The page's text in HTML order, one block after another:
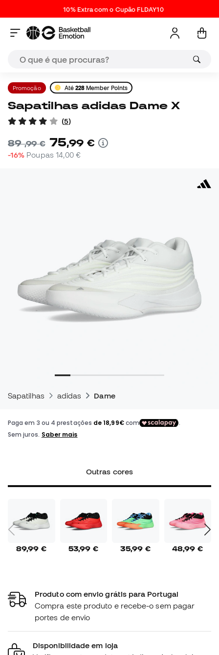
10% Extra com o Cupão FLDAY10
Promoção Até 228 Member Points
Sapatilhas adidas Dame X
(5)
89,99 € 75,99 €
-16% Poupas 14,00 €
Sapatilhas adidas Dame
Outras cores
89,99 € 53,99 € 35,99 € 48,99 €
Produto com envio grátis para Portugal
Compra este produto e recebe-o sem pagar
portes de envio
Disponibilidade em loja